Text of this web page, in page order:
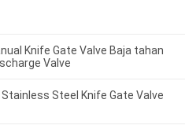
Knife Gate Valve Baja tahan
Valve
Steel Knife Gate Valve